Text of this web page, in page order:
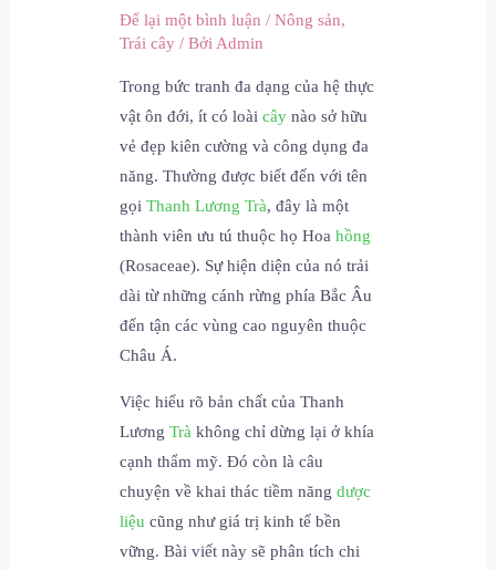
Để lại một bình luận /Nông sản,
Trái cây / Bởi Admin
Trong bức tranh đa dạng của hệ thực
vật ôn đới, ít có loàicây nào sở hữu
vẻ đẹp kiên cường và công dụng đa
năng. Thường được biết đến với tên
gọiThanh Lương Trà, đây là một
thành viên ưu tú thuộc họ Hoahồng
(Rosaceae). Sự hiện diện của nó trải
dài từ những cánh rừng phía Bắc Âu
đến tận các vùng cao nguyên thuộc
Châu Á.
Việc hiểu rõ bản chất của Thanh
LươngTrà không chỉ dừng lại ở khía
cạnh thẩm mỹ. Đó còn là câu
chuyện về khai thác tiềm năngdược
liệu cũng như giá trị kinh tế bền
vững. Bài viết này sẽ phân tích chi